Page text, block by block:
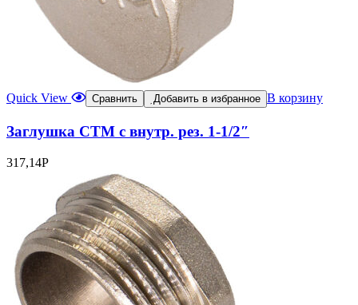
Quick View Сравнить Добавить в избранное В корзину
Заглушка CTM с внутр. рез. 1-1/2″
317,14Р